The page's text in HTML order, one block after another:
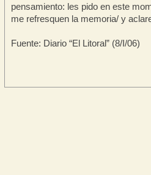
pensamiento: les pido en este
me refresquen la memoria/ y
Fuente: Diario “El Litoral” (8/I/06)